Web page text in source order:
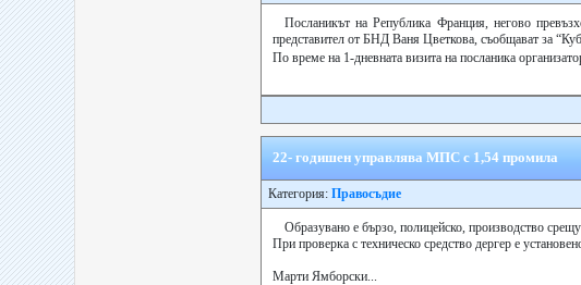
Посланикът на Република Франция, негово
представител от БНД Ваня Цветкова, съобщават за
По време на 1-дневната визита на посланика
22- годишен управлява МПС с 1,54 промила
Категория: Правосъдие
Образувано е бързо, полицейско, производство
При проверка с техническо средство дергер е
Марти Ямборски...